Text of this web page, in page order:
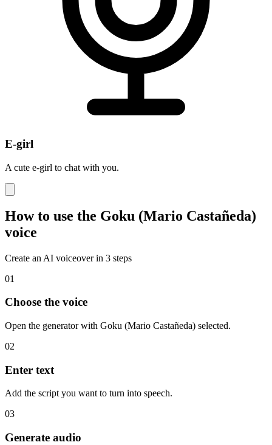
E-girl
A cute e-girl to chat with you.
How to use the Goku (Mario Castañeda)
voice
Create an AI voiceover in 3 steps
01
Choose the voice
Open the generator with Goku (Mario Castañeda) selected.
02
Enter text
Add the script you want to turn into speech.
03
Generate audio